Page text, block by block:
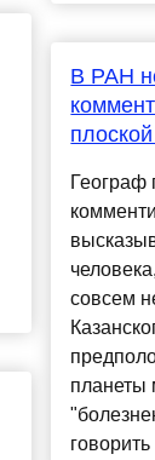
В РАН
Географ
совсем
планеты